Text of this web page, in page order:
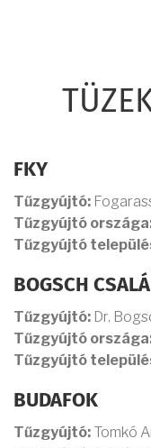
FKY
Tűzgyújtó:
Tűzgyújtó
Tűzgyújtó
BOGSCH
Tűzgyújtó: Dr.
Tűzgyújtó
Tűzgyújtó
BUDAFOK
Tűzgyújtó: Tomkó